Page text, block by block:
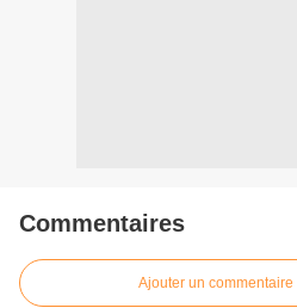
Commentaires
Ajouter un commentaire